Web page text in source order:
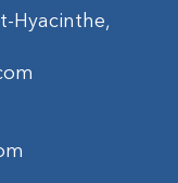
Hyacinthe,